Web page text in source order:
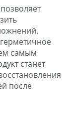
самым
станет
после